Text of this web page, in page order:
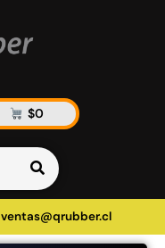
$0
ventas@qrubber.cl